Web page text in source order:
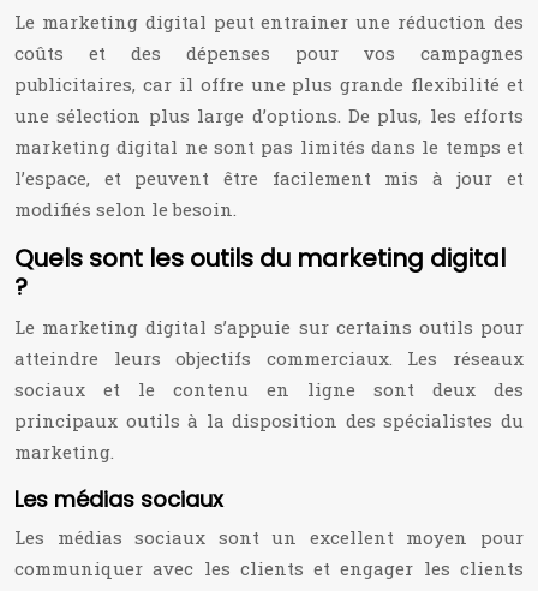
Le marketing digital peut entrainer une réduction des
coûts et des dépenses pour vos campagnes
publicitaires, car il offre une plus grande flexibilité et
une sélection plus large d’options. De plus, les efforts
marketing digital ne sont pas limités dans le temps et
l’espace, et peuvent être facilement mis à jour et
modifiés selon le besoin.
Quels sont les outils du marketing digital
?
Le marketing digital s’appuie sur certains outils pour
atteindre leurs objectifs commerciaux. Les réseaux
sociaux et le contenu en ligne sont deux des
principaux outils à la disposition des spécialistes du
marketing.
Les médias sociaux
Les médias sociaux sont un excellent moyen pour
communiquer avec les clients et engager les clients